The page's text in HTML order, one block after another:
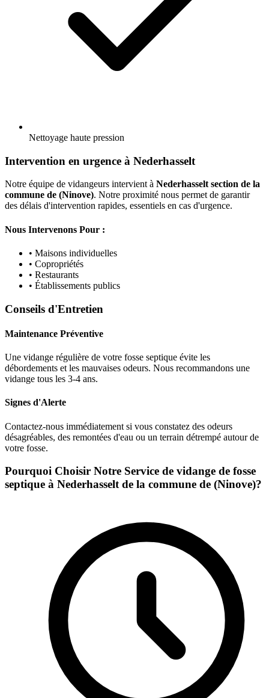
Nettoyage haute pression
Intervention en urgence à Nederhasselt
Notre équipe de vidangeurs intervient à Nederhasselt section de la
commune de (Ninove). Notre proximité nous permet de garantir
des délais d'intervention rapides, essentiels en cas d'urgence.
Nous Intervenons Pour :
• Maisons individuelles
• Copropriétés
• Restaurants
• Établissements publics
Conseils d'Entretien
Maintenance Préventive
Une vidange régulière de votre fosse septique évite les
débordements et les mauvaises odeurs. Nous recommandons une
vidange tous les 3-4 ans.
Signes d'Alerte
Contactez-nous immédiatement si vous constatez des odeurs
désagréables, des remontées d'eau ou un terrain détrempé autour de
votre fosse.
Pourquoi Choisir Notre Service de vidange de fosse
septique à Nederhasselt de la commune de (Ninove)?